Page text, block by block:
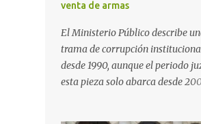
venta de armas
El Ministerio Público describe
trama de corrupción
desde 1990, aunque el periodo
esta pieza solo abarca desde